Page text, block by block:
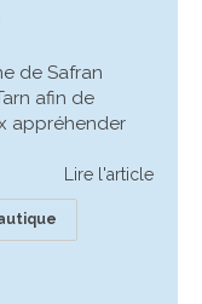
de Safran
afin de
appréhender
Lire l'article